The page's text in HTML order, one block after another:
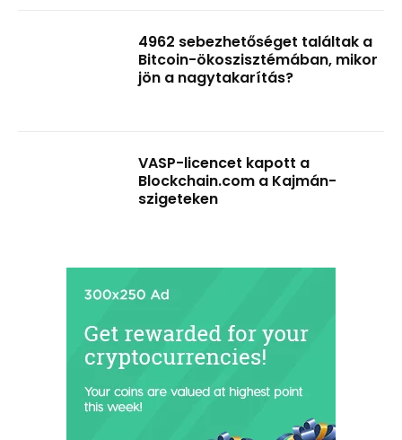
4962 sebezhetőséget találtak a
Bitcoin-ökoszisztémában, mikor
jön a nagytakarítás?
VASP-licencet kapott a
Blockchain.com a Kajmán-
szigeteken